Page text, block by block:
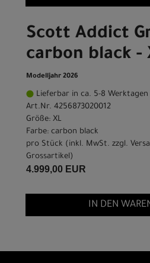
Scott Addict
carbon black -
Modelljahr 2026
Lieferbar in ca. 5-8 Werktagen
Art.Nr. 4256873020012
Größe: XL
Farbe: carbon black
pro Stück (inkl. MwSt. zzgl.
Grossartikel)
4.999,00 EUR
IN DEN